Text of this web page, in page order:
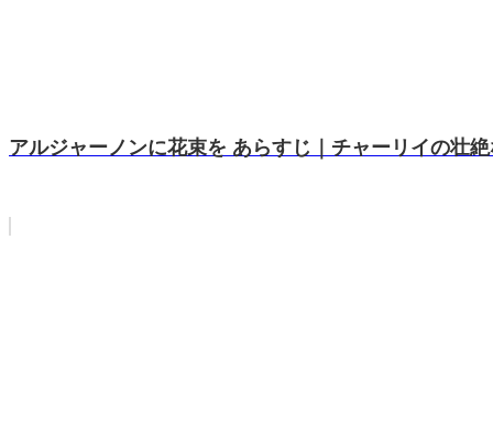
アルジャーノンに花束を あらすじ｜チャーリイの壮